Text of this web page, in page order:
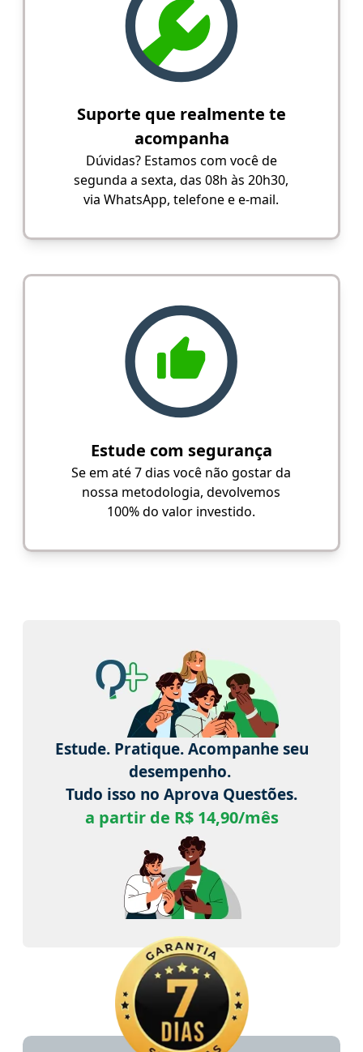
Suporte que realmente te
acompanha
Dúvidas? Estamos com você de
segunda a sexta, das 08h às 20h30,
via WhatsApp, telefone e e-mail.
Estude com segurança
Se em até 7 dias você não gostar da
nossa metodologia, devolvemos
100% do valor investido.
Estude. Pratique. Acompanhe seu
desempenho.
Tudo isso no Aprova Questões.
a partir de R$ 14,90/mês